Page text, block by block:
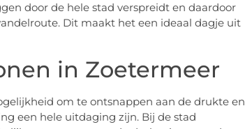
door de hele stad verspreidt en daardoor
Dit maakt het een ideaal dagje uit
in Zoetermeer
om te ontsnappen aan de drukte en
een hele uitdaging zijn. Bij de stad